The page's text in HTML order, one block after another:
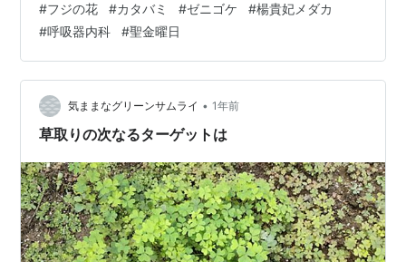
ど・・・あっという間に結実して種を飛ばす。とても小
さな種を勢いよく飛ばすので、ドンドンと繁殖してい
く。その繁殖の様子は、飛ばした種は確実に芽を出し、
悪条件でも成長していくように見える。だが、実際には
どうなんだろう・・・数打ちゃ当たる的なトコロなんだ
ろうか？ カタバミ（以下リンクにも記載あり…
#フジの花 #カタバミ #ゼニゴケ #楊貴妃メダカ
#呼吸器内科 #聖金曜日
気ままなグリーンサムライ • 1年前
草取りの次なるターゲットは